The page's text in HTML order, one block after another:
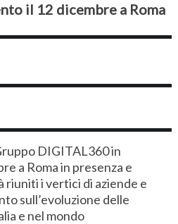
il 12 dicembre a Roma
DIGITAL360 in
a Roma in presenza e
i vertici di aziende e
sull’evoluzione delle
e nel mondo